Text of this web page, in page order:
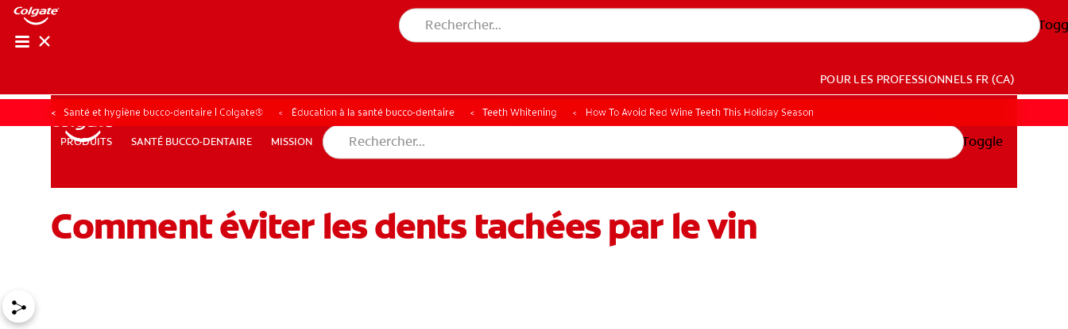
PRODUITS SANTÉ BUCCO-DENTAIRE MISSION
POUR LES PROFESSIONNELS FR (CA)
POUR LES PROFESSIONNELS FR (CA)
PRODUITS SANTÉ BUCCO-DENTAIRE MISSION
RECHERCHE DES SOLUTIONS IDÉALES
Toggle
Santé et hygiène bucco-dentaire | Colgate® Éducation à la santé bucco-dentaire Teeth Whitening How To Avoid Red Wine Teeth This Holiday Season
Comment éviter les dents tachées par le vin